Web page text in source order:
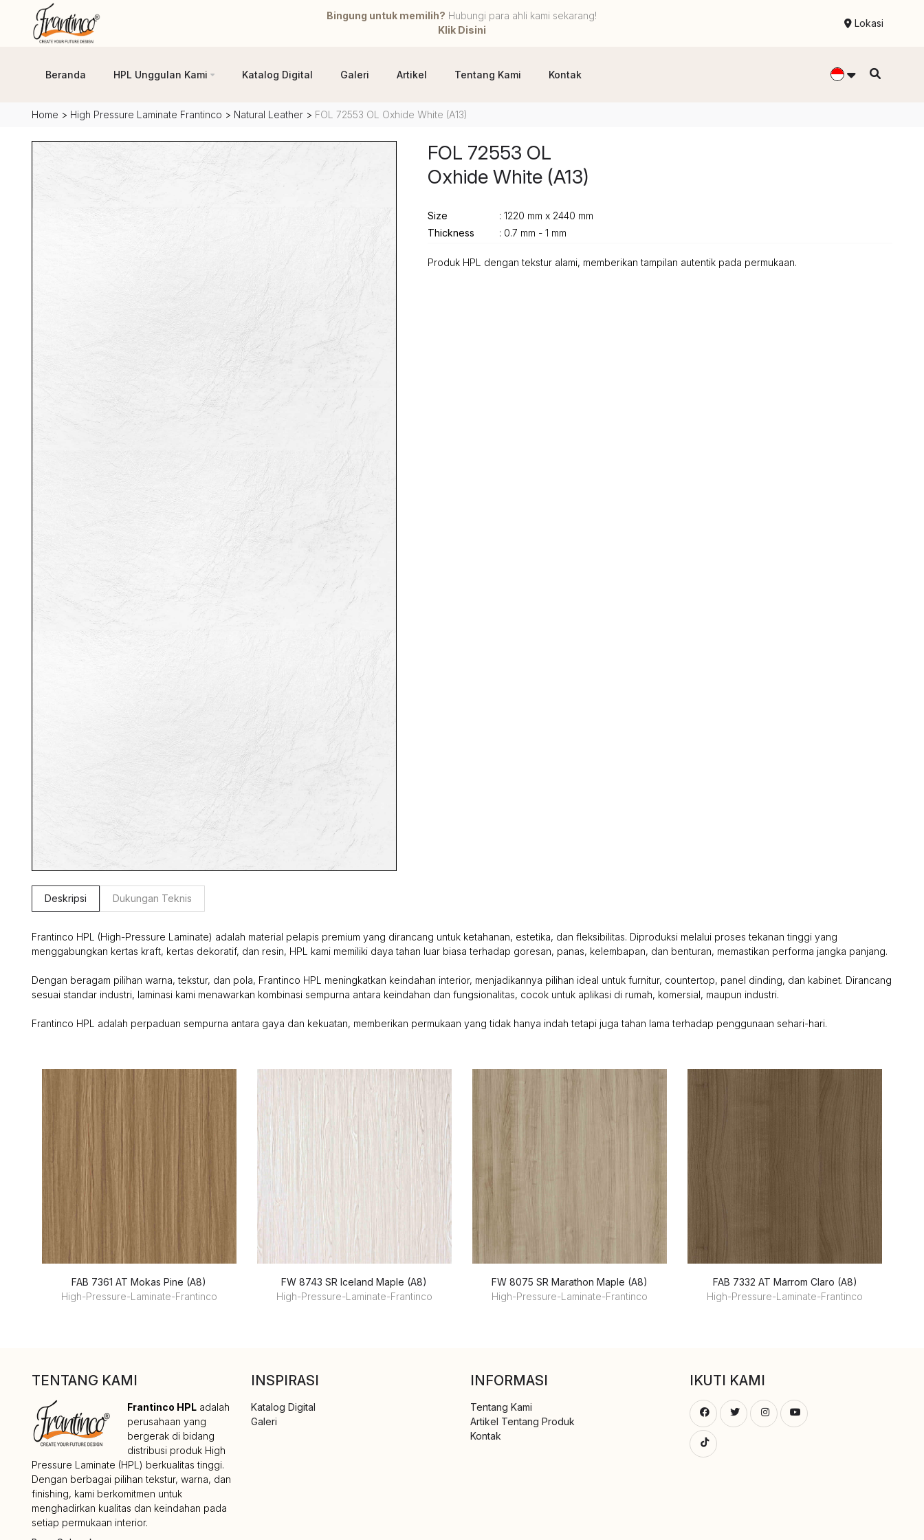
Bingung untuk memilih? Hubungi para ahli kami sekarang!
Klik Disini
Lokasi
Beranda HPL Unggulan Kami Katalog Digital Galeri Artikel Tentang Kami Kontak
Home > High Pressure Laminate Frantinco > Natural Leather > FOL 72553 OL Oxhide White (A13)
FOL 72553 OL
Oxhide White (A13)
Size
: 1220 mm x 2440 mm
Thickness
: 0.7 mm - 1 mm
Produk HPL dengan tekstur alami, memberikan tampilan autentik pada permukaan.
Deskripsi Dukungan Teknis
Frantinco HPL (High-Pressure Laminate) adalah material pelapis premium yang dirancang untuk ketahanan, estetika, dan fleksibilitas. Diproduksi melalui proses tekanan tinggi yang
menggabungkan kertas kraft, kertas dekoratif, dan resin, HPL kami memiliki daya tahan luar biasa terhadap goresan, panas, kelembapan, dan benturan, memastikan performa jangka panjang.
Dengan beragam pilihan warna, tekstur, dan pola, Frantinco HPL meningkatkan keindahan interior, menjadikannya pilihan ideal untuk furnitur, countertop, panel dinding, dan kabinet. Dirancang
sesuai standar industri, laminasi kami menawarkan kombinasi sempurna antara keindahan dan fungsionalitas, cocok untuk aplikasi di rumah, komersial, maupun industri.
Frantinco HPL adalah perpaduan sempurna antara gaya dan kekuatan, memberikan permukaan yang tidak hanya indah tetapi juga tahan lama terhadap penggunaan sehari-hari.
FAB 7361 AT Mokas Pine (A8)
High-Pressure-Laminate-Frantinco
FW 8743 SR Iceland Maple (A8)
High-Pressure-Laminate-Frantinco
FW 8075 SR Marathon Maple (A8)
High-Pressure-Laminate-Frantinco
FAB 7332 AT Marrom Claro (A8)
High-Pressure-Laminate-Frantinco
TENTANG KAMI
Frantinco HPLadalah
perusahaan yang
bergerak di bidang
distribusi produk High
Pressure Laminate (HPL) berkualitas tinggi.
Dengan berbagai pilihan tekstur, warna, dan
finishing, kami berkomitmen untuk
menghadirkan kualitas dan keindahan pada
setiap permukaan interior.
INSPIRASI
Katalog Digital
Galeri
INFORMASI
Tentang Kami
Artikel Tentang Produk
Kontak
IKUTI KAMI